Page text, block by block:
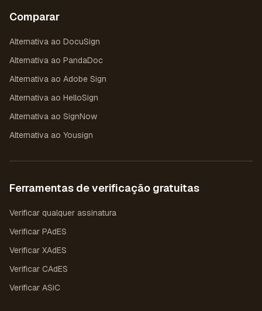
Comparar
Alternativa ao DocuSign
Alternativa ao PandaDoc
Alternativa ao Adobe Sign
Alternativa ao HelloSign
Alternativa ao SignNow
Alternativa ao Yousign
Ferramentas de verificação gratuitas
Verificar qualquer assinatura
Verificar PAdES
Verificar XAdES
Verificar CAdES
Verificar ASiC